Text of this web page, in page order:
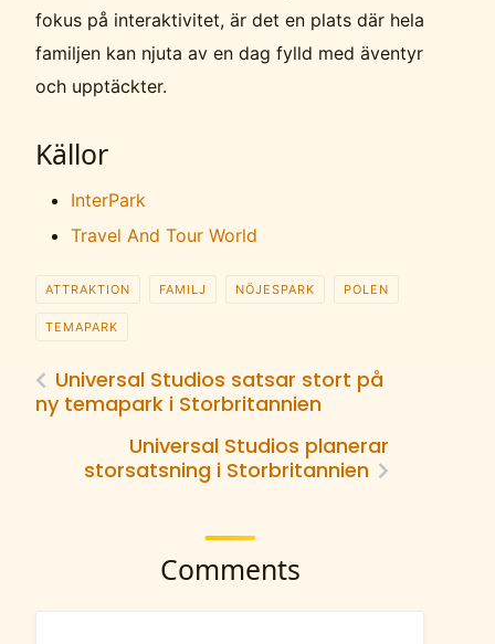
fokus på interaktivitet, är det en plats där hela
familjen kan njuta av en dag fylld med äventyr
och upptäckter.
Källor
InterPark
Travel And Tour World
ATTRAKTION FAMILJ NÖJESPARK POLEN
TEMAPARK
Universal Studios satsar stort på
ny temapark i Storbritannien
Universal Studios planerar
storsatsning i Storbritannien
Comments